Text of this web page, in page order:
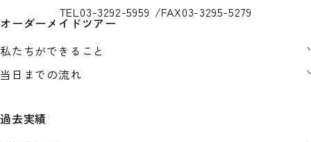
TEL03-3292-5959 FAX03-3295-5279
オーダーメイドツアー
私たちができること
当日までの流れ
過去実績